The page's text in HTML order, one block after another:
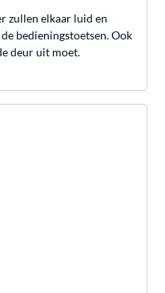
zullen elkaar luid en
bedieningstoetsen. Ook
deur uit moet.